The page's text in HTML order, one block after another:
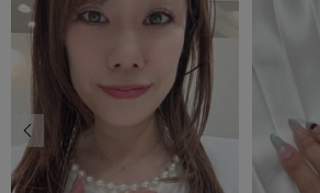
前の画像